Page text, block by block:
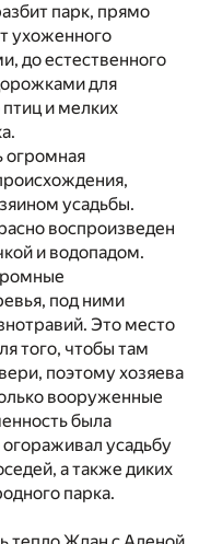
парк, прямо
ухоженного
до естественного
для
и мелких
огромная
усадьбы.
воспроизведен
и водопадом.
под ними
Это место
того, чтобы там
поэтому хозяева
вооруженные
была
усадьбу
а также диких
парка.